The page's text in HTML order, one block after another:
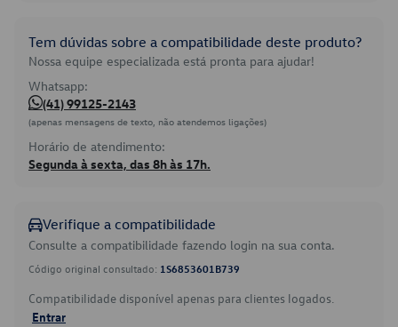
Tem dúvidas sobre a compatibilidade deste produto?
Nossa equipe especializada está pronta para ajudar!
Whatsapp:
(41) 99125-2143
(apenas mensagens de texto, não atendemos ligações)
Horário de atendimento:
Segunda à sexta, das 8h às 17h.
Verifique a compatibilidade
Consulte a compatibilidade fazendo login na sua conta.
Código original consultado: 1S6853601B739
Compatibilidade disponível apenas para clientes logados.
Entrar